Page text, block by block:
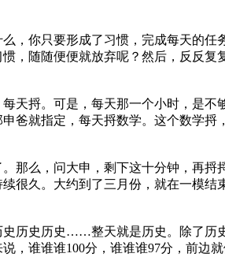
，你只要形成了习惯，完成每天的
，随随便便就放弃呢？然后，反反
天捋。可是，每天那一个小时，是
爸就指定，每天捋数学。这个数学
么，问大申，剩下这十分钟，再捋
很久。大约到了三月份，就在一模
历史历史……整天就是历史。除了
，谁谁谁100分，谁谁谁97分，前边